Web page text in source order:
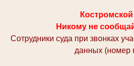
Никому не
Сотрудники суда при звонках
данных